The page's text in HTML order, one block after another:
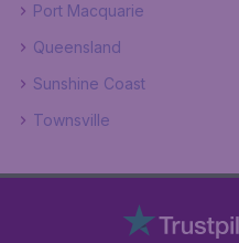
Port Macquarie
Queensland
Sunshine Coast
Townsville